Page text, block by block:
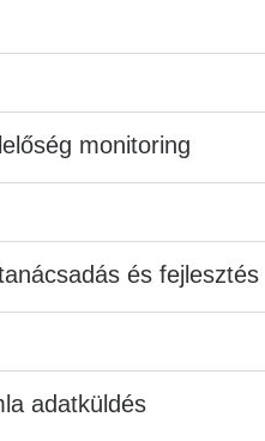
monitoring
és fejlesztés
adatküldés